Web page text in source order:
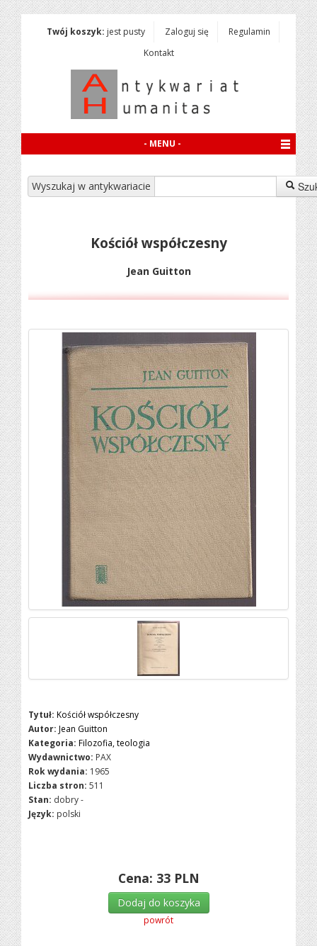
Twój koszyk: jest pusty Zaloguj się
Regulamin
Kontakt
- MENU -
Wyszukaj w antykwariacie
Kościół współczesny
Jean Guitton
Tytuł: Kościół współczesny
Autor: Jean Guitton
Kategoria: Filozofia, teologia
Wydawnictwo: PAX
Rok wydania: 1965
Liczba stron: 511
Stan: dobry -
Język: polski
Cena: 33 PLN
Dodaj do koszyka
powrót